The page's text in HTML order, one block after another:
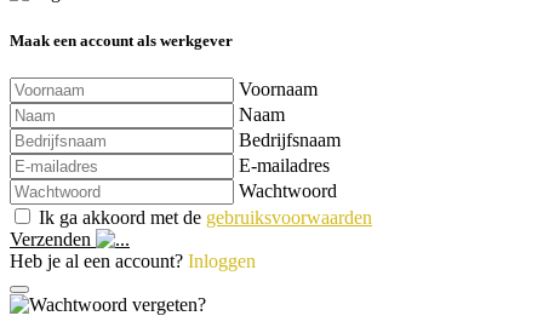
Maak een account als werkgever
Voornaam
Naam
Bedrijfsnaam
E-mailadres
Wachtwoord
Ik ga akkoord met de gebruiksvoorwaarden
Verzenden
Heb je al een account? Inloggen